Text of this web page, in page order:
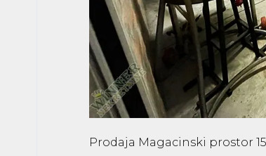
Prodaja Magacinski prostor